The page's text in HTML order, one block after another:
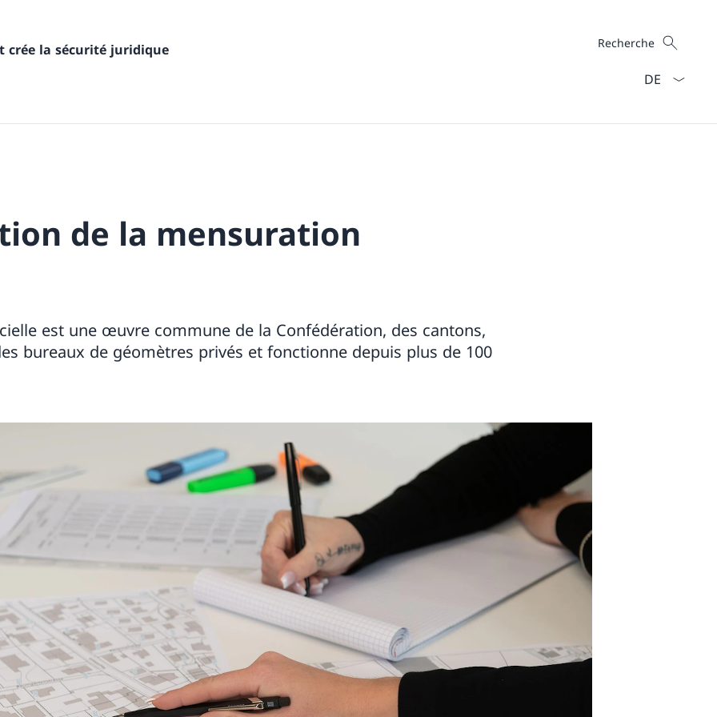
la sécurité juridique
Recherche
Recherche
de la mensuration
est une œuvre commune de la Confédération, des cantons,
bureaux de géomètres privés et fonctionne depuis plus de 100